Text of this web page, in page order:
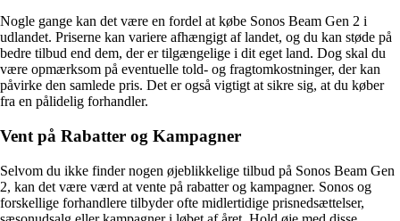
Nogle gange kan det være en fordel at købe Sonos Beam Gen 2 i
udlandet. Priserne kan variere afhængigt af landet, og du kan støde på
bedre tilbud end dem, der er tilgængelige i dit eget land. Dog skal du
være opmærksom på eventuelle told- og fragtomkostninger, der kan
påvirke den samlede pris. Det er også vigtigt at sikre sig, at du køber
fra en pålidelig forhandler.
Vent på Rabatter og Kampagner
Selvom du ikke finder nogen øjeblikkelige tilbud på Sonos Beam Gen
2, kan det være værd at vente på rabatter og kampagner. Sonos og
forskellige forhandlere tilbyder ofte midlertidige prisnedsættelser,